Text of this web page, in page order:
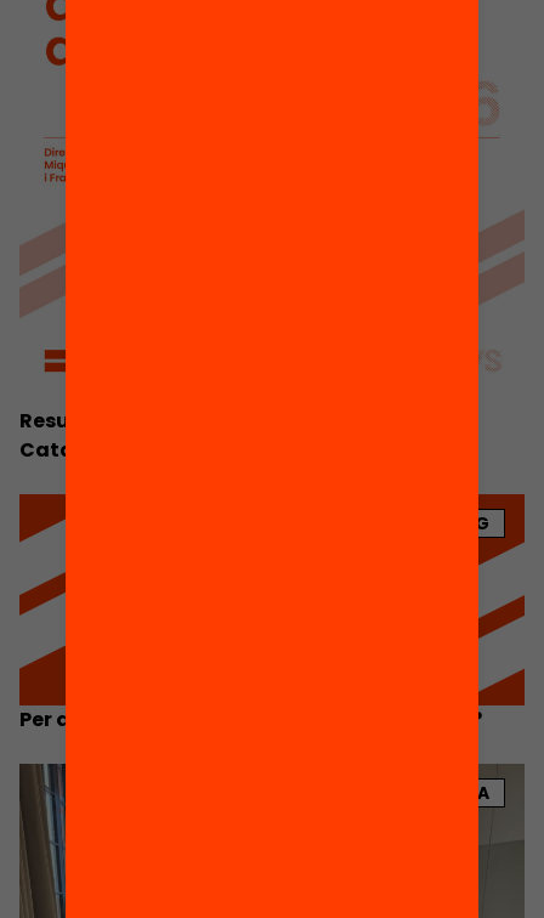
Resum Executiu. Anuari de l’Educació a
Catalunya 2026
BLOG
Per què l’educació no recupera els resultats?
NOTÍCIA